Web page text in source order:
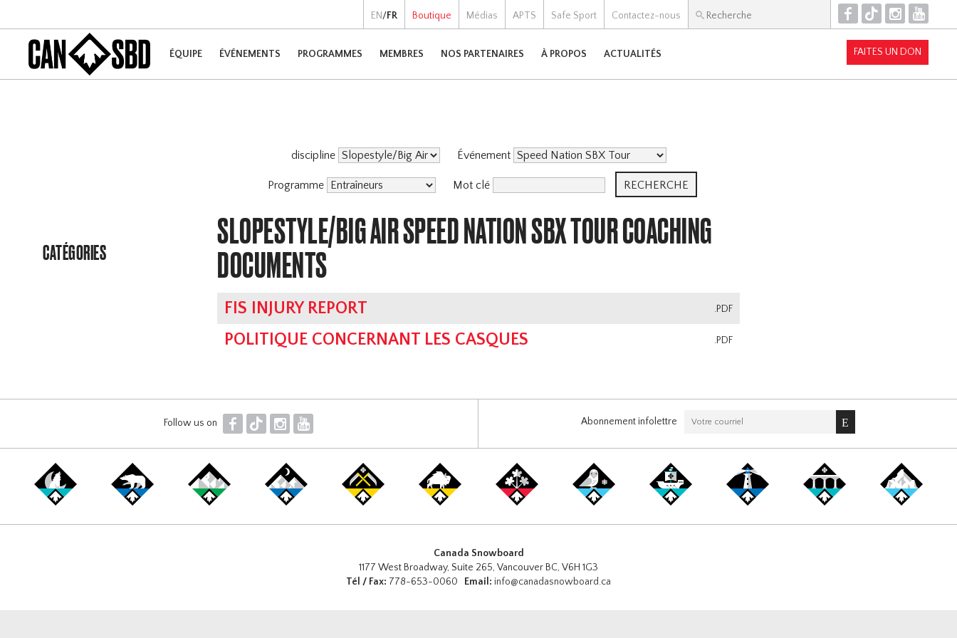
EN/FR Boutique Médias APTS Safe Sport Contactez-nous F T I Y
ÉQUIPE ÉVÉNEMENTS PROGRAMMES MEMBRES NOS PARTENAIRES À PROPOS ACTUALITÉS FAITES UN DON
CATÉGORIES
discipline Événement
Programme Mot clé
SLOPESTYLE/BIG AIR SPEED NATION SBX TOUR COACHING
DOCUMENTS
.PDF
FIS INJURY REPORT
.PDF
POLITIQUE CONCERNANT LES CASQUES
Follow us on F T I Y Abonnement infolettre
Canada Snowboard
1177 West Broadway, Suite 265, Vancouver BC, V6H 1G3
Tél / Fax: 778-653-0060 Email: info@canadasnowboard.ca